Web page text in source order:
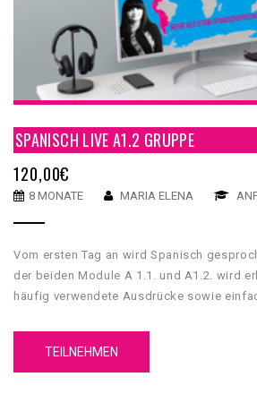
SPANISCH LIVE A1.2 GRUPPE
120,00€
8 MONATE MARIA ELENA
Vom ersten Tag an wird Spanisch
der beiden Module A 1.1. und A1.2. wird
häufig verwendete Ausdrücke sowie
TEILNEHMEN